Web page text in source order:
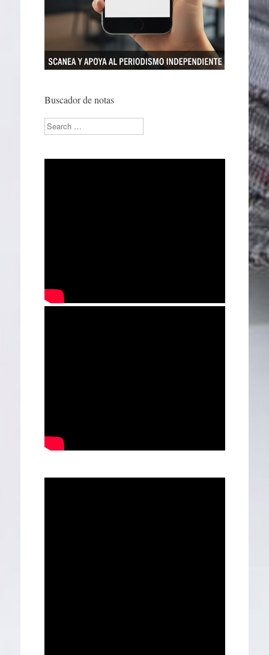
Buscador de notas
Search